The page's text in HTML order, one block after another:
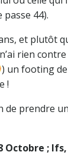
passe 44).
et plutôt
rien
) un footing
!
de prendre
Octobre ;